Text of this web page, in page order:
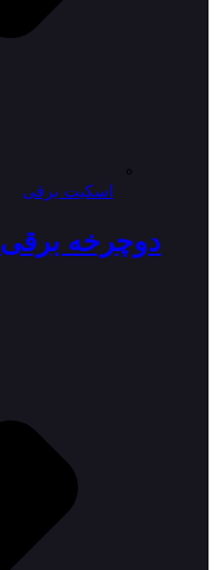
اسکیت برقی
دوچرخه برقی